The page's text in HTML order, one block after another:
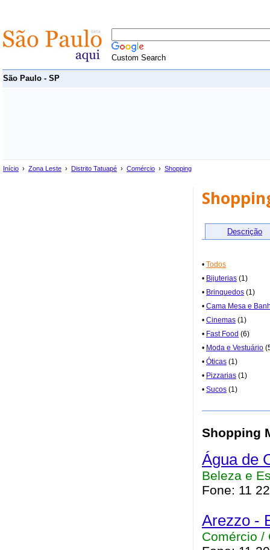
Custom Search
São Paulo - SP
Início › Zona Leste › Distrito Tatuapé › Comércio › Shopping
Descrição
• Todos
• Bijuterias (1)
• Brinquedos (1)
• Cama Mesa e
• Cinemas (1)
• Fast Food (6)
• Moda e Vestuário
• Óticas (1)
• Pizzarias (1)
• Sucos (1)
Shopping
Água de
Beleza e
Fone: 11
Arezzo -
Comércio /